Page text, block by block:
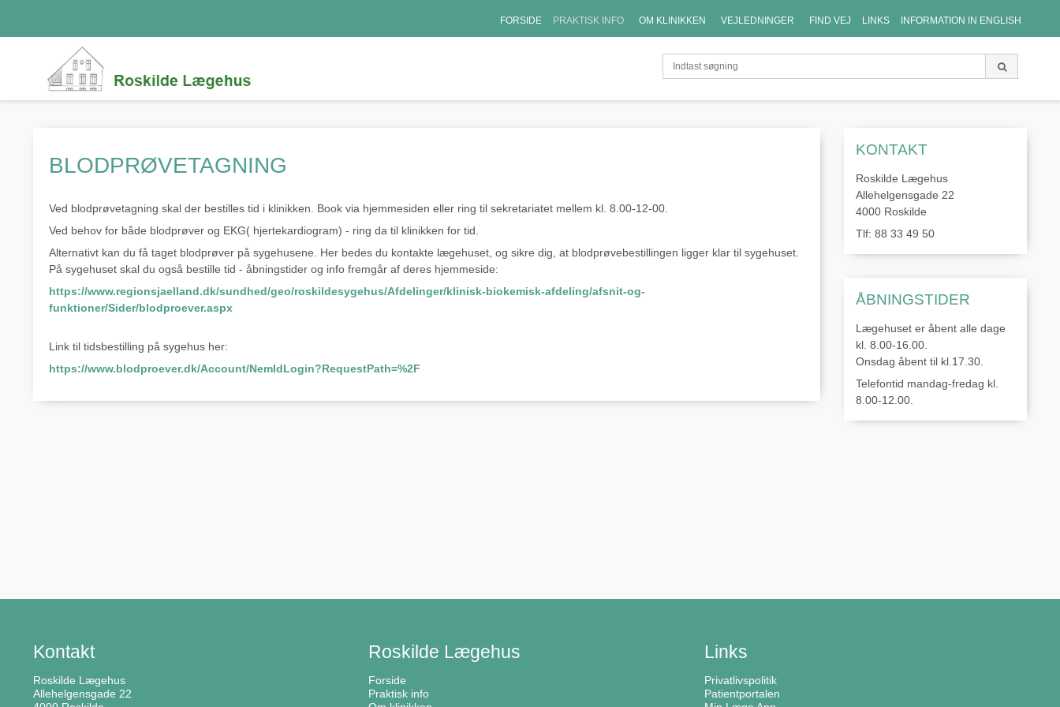
FORSIDE PRAKTISK INFO OM KLINIKKEN VEJLEDNINGER FIND VEJ LINKS INFORMATION IN ENGLISH
BLODPRØVETAGNING
Ved blodprøvetagning skal der bestilles tid i klinikken. Book via hjemmesiden eller ring til sekretariatet mellem kl. 8.00-12-00.
Ved behov for både blodprøver og EKG( hjertekardiogram) - ring da til klinikken for tid.
Alternativt kan du få taget blodprøver på sygehusene. Her bedes du kontakte lægehuset, og sikre dig, at blodprøvebestillingen ligger klar til sygehuset.
På sygehuset skal du også bestille tid - åbningstider og info fremgår af deres hjemmeside:
https://www.regionsjaelland.dk/sundhed/geo/roskildesygehus/Afdelinger/klinisk-biokemisk-afdeling/afsnit-og-
funktioner/Sider/blodproever.aspx
Link til tidsbestilling på sygehus her:
https://www.blodproever.dk/Account/NemIdLogin?RequestPath=%2F
KONTAKT
Roskilde Lægehus
Allehelgensgade 22
4000 Roskilde
Tlf: 88 33 49 50
ÅBNINGSTIDER
Lægehuset er åbent alle dage
kl. 8.00-16.00.
Onsdag åbent til kl.17.30.
Telefontid mandag-fredag kl.
8.00-12.00.
Kontakt
Roskilde Lægehus
Allehelgensgade 22
Roskilde Lægehus
Forside
Praktisk info
Links
Privatlivspolitik
Patientportalen